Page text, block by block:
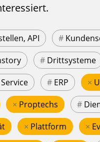
API #
# Drittsysteme
# ERP ×
× Proptechs #
× Plattform ×